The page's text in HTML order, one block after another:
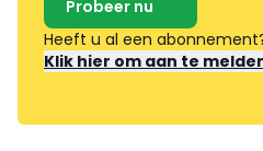
Probeer nu
Heeft u al een
Klik hier om aan te